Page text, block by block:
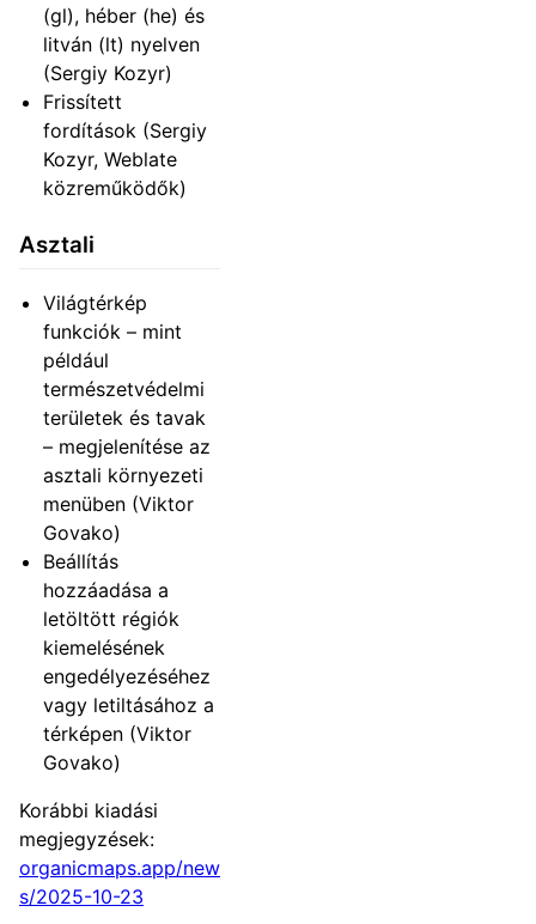
(gl), héber (he) és
litván (lt) nyelven
(Sergiy Kozyr)
Frissített
fordítások (Sergiy
Kozyr, Weblate
közreműködők)
Asztali
Világtérkép
funkciók – mint
például
természetvédelmi
területek és tavak
– megjelenítése az
asztali környezeti
menüben (Viktor
Govako)
Beállítás
hozzáadása a
letöltött régiók
kiemelésének
engedélyezéséhez
vagy letiltásához a
térképen (Viktor
Govako)
Korábbi kiadási
megjegyzések:
organicmaps.app/new
s/2025-10-23